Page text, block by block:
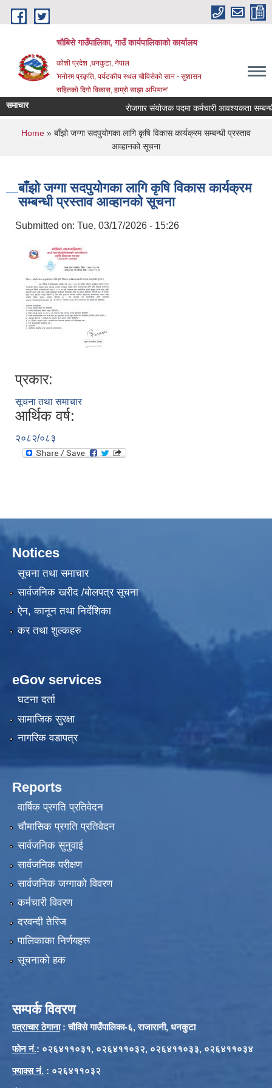
Skip to main content
चौबिसे गाउँपालिका, गाउँ कार्यपालिकाको कार्यालय
कोशी प्रदेश ,धनकुटा, नेपाल
'मनोरम प्रकृति, पर्यटकीय स्थल चौविसेको सान - सुशासन
सहितको दिगो विकास, हाम्रो साझा अभियान'
समाचार रोजगार संयोजक पदमा कर्मचारी आवश्यकता
You are here
Home » बाँझो जग्गा सदपुयोगका लागि कृषि विकास कार्यक्रम सम्बन्धी प्रस्ताव
आव्हानको सूचना
बाँझो जग्गा सदपुयोगका लागि कृषि विकास कार्यक्रम
सम्बन्धी प्रस्ताव आव्हानको सूचना
Submitted on: Tue, 03/17/2026 - 15:26
प्रकार:
सूचना तथा समाचार
आर्थिक वर्ष:
२०८२/०८३
Notices
सूचना तथा समाचार
सार्वजनिक खरीद /बोलपत्र सूचना
ऐन, कानून तथा निर्देशिका
कर तथा शुल्कहरु
eGov services
घटना दर्ता
सामाजिक सुरक्षा
नागरिक वडापत्र
Reports
वार्षिक प्रगति प्रतिवेदन
चौमासिक प्रगति प्रतिवेदन
सार्वजनिक सुनुवाई
सार्वजनिक परीक्षण
सार्वजनिक जग्गाको विवरण
कर्मचारी विवरण
दरवन्दी तेरिज
पालिकाका निर्णयहरू
सूचनाको हक
सम्पर्क विवरण
पत्राचार ठेगाना: चौविसे गाउँपालिका-६, राजारानी, धनकुटा
फाेन नं.: ०२६४११०३१, ०२६४११०३२, ०२६४११०३३, ०२६४११०३४
फ्याक्स नं. : ०२६४११०३२